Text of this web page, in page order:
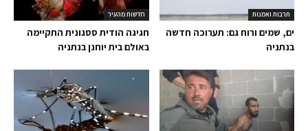
חדשות מהעיר
חגיגה הודית ססגונית התקיימה
באולם בית יוחנן בנתניה
תרבות ואמנות
ים, שמים ורוח גם: תערוכה חדשה
בנתניה